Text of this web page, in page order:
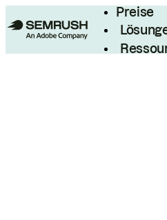
Preise